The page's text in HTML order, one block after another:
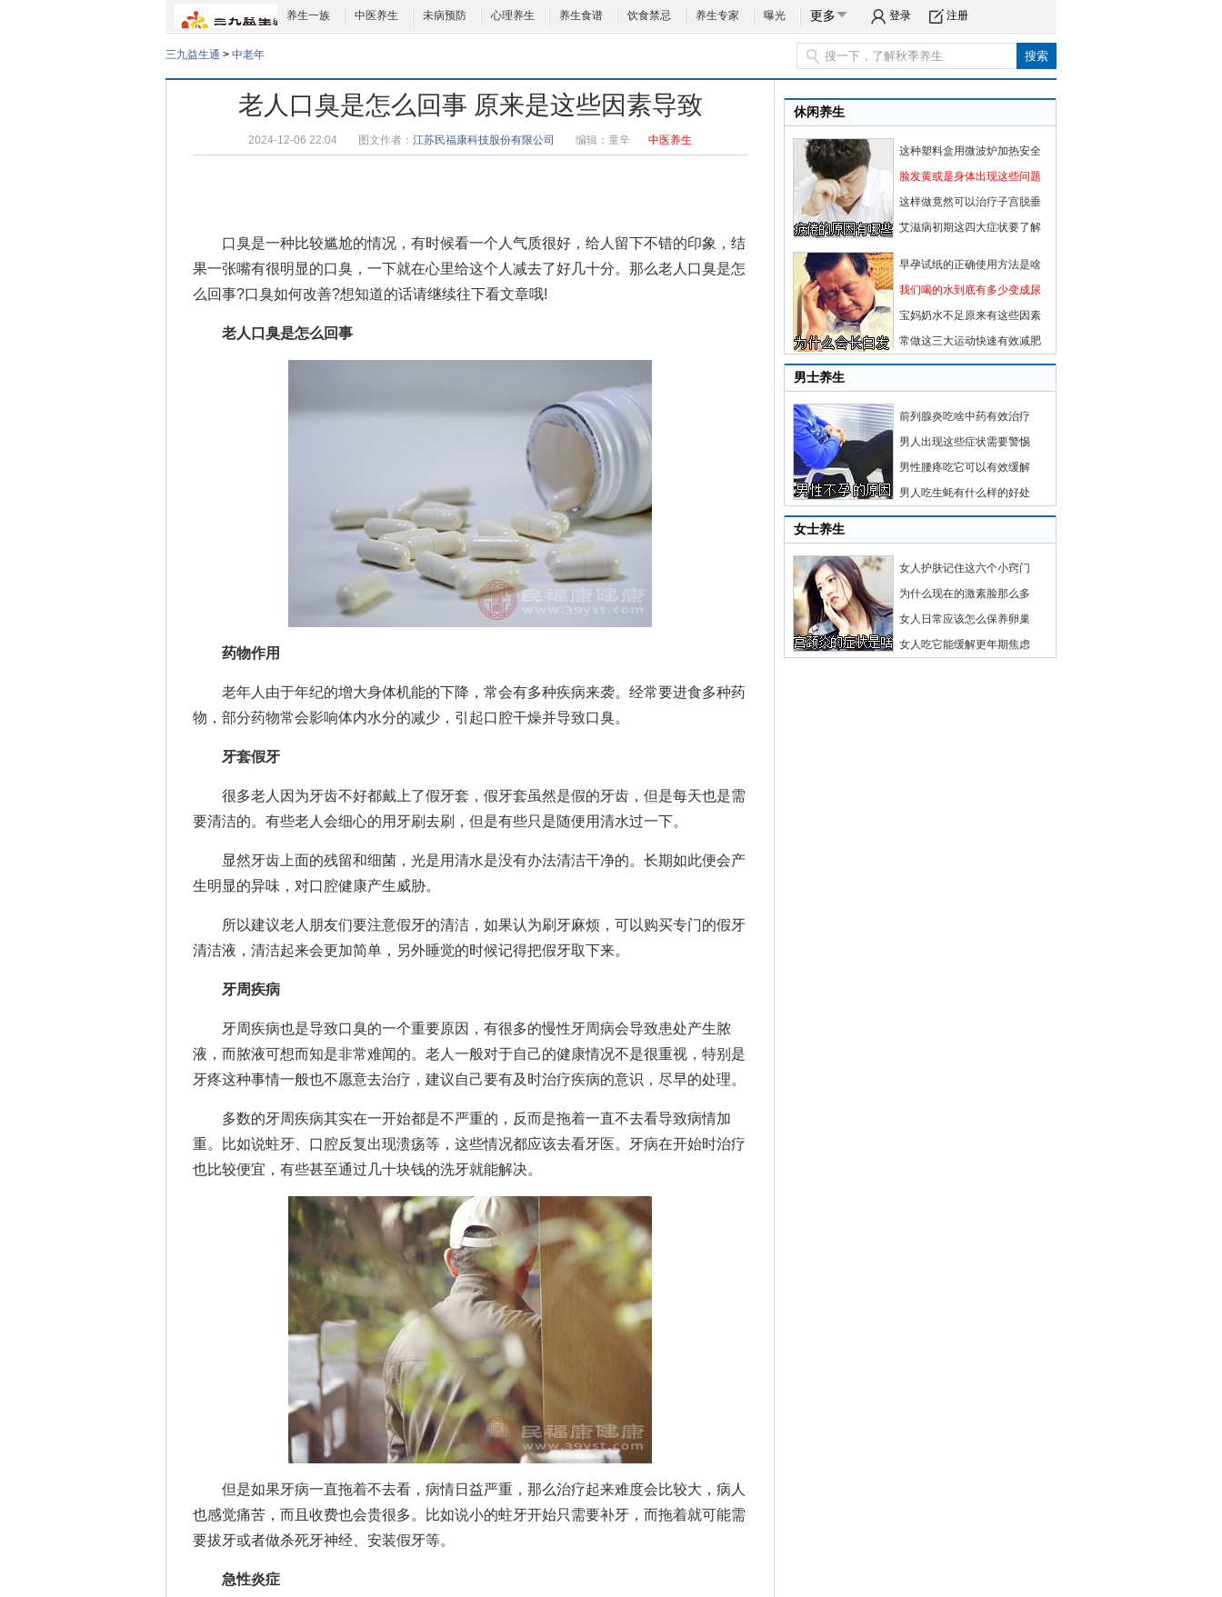
养生一族 中医养生 未病预防 心理养生 养生食谱 饮食禁忌 养生专家 曝光 更多 登录 注册
三九益生通 > 中老年
老人口臭是怎么回事 原来是这些因素导致
2024-12-06 22:04 图文作者： 江苏民福康科技股份有限公司 编辑： 童辛 中医养生
口臭是一种比较尴尬的情况，有时候看一个人气质很好，给人留下不错的印象，结
果一张嘴有很明显的口臭，一下就在心里给这个人减去了好几十分。那么老人口臭是怎
么回事?口臭如何改善?想知道的话请继续往下看文章哦!
老人口臭是怎么回事
药物作用
老年人由于年纪的增大身体机能的下降，常会有多种疾病来袭。经常要进食多种药
物，部分药物常会影响体内水分的减少，引起口腔干燥并导致口臭。
牙套假牙
很多老人因为牙齿不好都戴上了假牙套，假牙套虽然是假的牙齿，但是每天也是需
要清洁的。有些老人会细心的用牙刷去刷，但是有些只是随便用清水过一下。
显然牙齿上面的残留和细菌，光是用清水是没有办法清洁干净的。长期如此便会产
生明显的异味，对口腔健康产生威胁。
所以建议老人朋友们要注意假牙的清洁，如果认为刷牙麻烦，可以购买专门的假牙
清洁液，清洁起来会更加简单，另外睡觉的时候记得把假牙取下来。
牙周疾病
牙周疾病也是导致口臭的一个重要原因，有很多的慢性牙周病会导致患处产生脓
液，而脓液可想而知是非常难闻的。老人一般对于自己的健康情况不是很重视，特别是
牙疼这种事情一般也不愿意去治疗，建议自己要有及时治疗疾病的意识，尽早的处理。
多数的牙周疾病其实在一开始都是不严重的，反而是拖着一直不去看导致病情加
重。比如说蛀牙、口腔反复出现溃疡等，这些情况都应该去看牙医。牙病在开始时治疗
也比较便宜，有些甚至通过几十块钱的洗牙就能解决。
但是如果牙病一直拖着不去看，病情日益严重，那么治疗起来难度会比较大，病人
也感觉痛苦，而且收费也会贵很多。比如说小的蛀牙开始只需要补牙，而拖着就可能需
要拔牙或者做杀死牙神经、安装假牙等。
急性炎症
休闲养生
这种塑料盒用微波炉加热安全
脸发黄或是身体出现这些问题
这样做竟然可以治疗子宫脱垂
艾滋病初期这四大症状要了解
早孕试纸的正确使用方法是啥
我们喝的水到底有多少变成尿
宝妈奶水不足原来有这些因素
常做这三大运动快速有效减肥
男士养生
前列腺炎吃啥中药有效治疗
男人出现这些症状需要警惕
男性腰疼吃它可以有效缓解
男人吃生蚝有什么样的好处
女士养生
女人护肤记住这六个小窍门
为什么现在的激素脸那么多
女人日常应该怎么保养卵巢
女人吃它能缓解更年期焦虑